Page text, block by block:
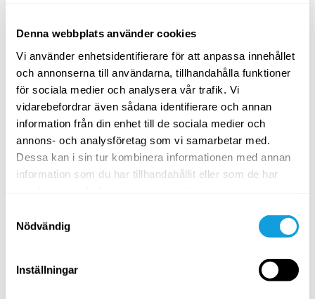
Denna webbplats använder cookies
Vi använder enhetsidentifierare för att anpassa innehållet
och annonserna till användarna, tillhandahålla funktioner
för sociala medier och analysera vår trafik. Vi
vidarebefordrar även sådana identifierare och annan
information från din enhet till de sociala medier och
annons- och analysföretag som vi samarbetar med.
Dessa kan i sin tur kombinera informationen med annan
information som du har tillhandahållit eller som de har
Nödvändig
Inställningar
Länktips
Se träningsprogrammetMammaMage Total Core
här!
Att finna tid – Yogamammors vardag
Foglossning - orsaker, tips och råd
Videotips – träning efter graviditet med
delade magmuskler